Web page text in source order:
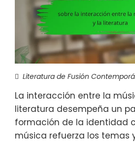
Literatura de Fusión
La interacción entre la
literatura desempeña un
formación de la identidad
música refuerza los temas